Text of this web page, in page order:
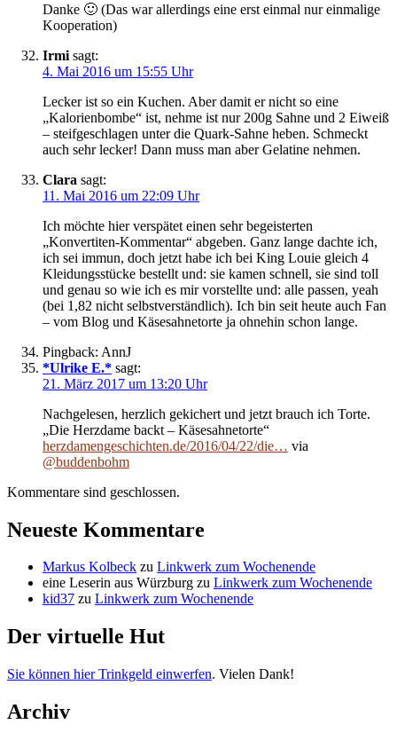
Danke 🙂 (Das war allerdings eine erst einmal nur einmalige
Kooperation)
Irmi sagt:
4. Mai 2016 um 15:55 Uhr
Lecker ist so ein Kuchen. Aber damit er nicht so eine
„Kalorienbombe“ ist, nehme ist nur 200g Sahne und 2 Eiweiß
– steifgeschlagen unter die Quark-Sahne heben. Schmeckt
auch sehr lecker! Dann muss man aber Gelatine nehmen.
Clara sagt:
11. Mai 2016 um 22:09 Uhr
Ich möchte hier verspätet einen sehr begeisterten
„Konvertiten-Kommentar“ abgeben. Ganz lange dachte ich,
ich sei immun, doch jetzt habe ich bei King Louie gleich 4
Kleidungsstücke bestellt und: sie kamen schnell, sie sind toll
und genau so wie ich es mir vorstellte und: alle passen, yeah
(bei 1,82 nicht selbstverständlich). Ich bin seit heute auch Fan
– vom Blog und Käsesahnetorte ja ohnehin schon lange.
Pingback: AnnJ
*Ulrike E.* sagt:
21. März 2017 um 13:20 Uhr
Nachgelesen, herzlich gekichert und jetzt brauch ich Torte.
„Die Herzdame backt – Käsesahnetorte“
herzdamengeschichten.de/2016/04/22/die… via
@buddenbohm
Kommentare sind geschlossen.
Neueste Kommentare
Markus Kolbeck zu Linkwerk zum Wochenende
eine Leserin aus Würzburg zu Linkwerk zum Wochenende
kid37 zu Linkwerk zum Wochenende
Der virtuelle Hut
Sie können hier Trinkgeld einwerfen. Vielen Dank!
Archiv